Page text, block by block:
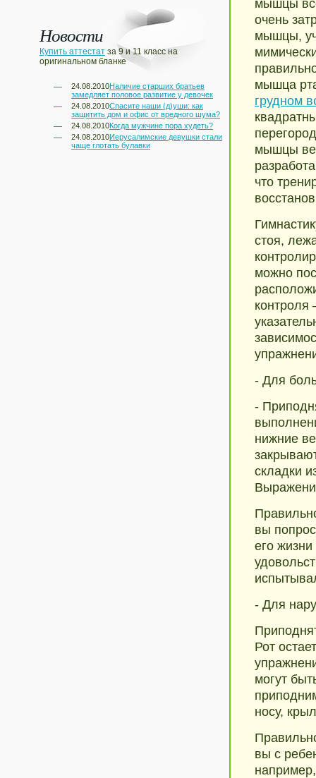
Новости
Купить аттестат за 9 и 11 класс на
оригинальном бланке
24.08.2010Наличие старших братьев
замедляет половое развитие у девочек
24.08.2010Спасите наши (д)уши: как
защитить дом и офис от вредного шума?
24.08.2010Когда мужчине пора худеть?
24.08.2010Иерусалимские девушки стали
чаще глотать булавки
мышцы
очень
мышцы,
мышца
грудном
мышцы
что
стоя,
можно
контроля
- Для
-
нижние
складки
вы
его
- Для
Рот
могут
носу,
вы с